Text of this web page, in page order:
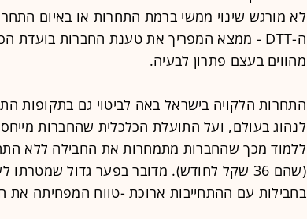
לא מורגש שינוי ממשי ברמת התחרות או באיום
מהווים בעצם פתרון לבעיה.
התחרות הלקויה בישראל באה לביטוי גם בתקופות
לנהוג בעולם, ועל התועלת הכלכלית שהחברות
(שהם 36 שקל לחודש). מדובר בפער גדול
בחבילות עם ההתחייבות ארוכת -טווח המפחיתה את